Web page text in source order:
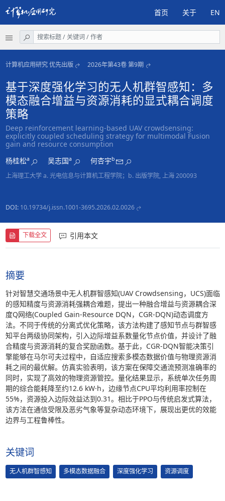
首页 关于 EN
计算机应用研究 优先出版 2026年第43卷 第9期
基于深度强化学习的无人机群智感知：多
模态融合增益与资源消耗的显式耦合调度
策略
Deep reinforcement learning-based UAV crowdsensing:
explicitly coupled scheduling strategy for multimodal Fusion
gain and resource consumption
杨桂松a 吴志国a 何杏宇b
上海理工大学 a. 光电信息与计算机工程学院；b. 出版学院, 上海 200093
DOI: 10.19734/j.issn.1001-3695.2026.02.0026
下载全文 引用本文
摘要
针对智慧交通场景中无人机群智感知(UAV Crowdsensing，UCS)面临
的感知精度与资源消耗强耦合难题，提出一种融合增益与资源耦合深
度Q网络(Coupled Gain-Resource DQN，CGR-DQN)动态调度方
法。不同于传统的分离式优化策略，该方法构建了感知节点与群智感
知平台两级协同架构，引入边际增益系数量化节点价值，并设计了融
合精度与资源消耗的复合奖励函数。基于此，CGR-DQN智能决策引
擎能够在马尔可夫过程中，自适应搜索多模态数据价值与物理资源消
耗之间的最优解。仿真实验表明，该方案在保障交通流预测准确率的
同时，实现了高效的物理资源管控。量化结果显示，系统单次任务周
期的综合能耗降至约12.6 kW·h，边缘节点CPU平均利用率控制在
55%，资源投入边际效益达到0.31。相比于PPO与传统启发式算法，
该方法在通信受限及恶劣气象等复杂动态环境下，展现出更优的效能
边界与工程鲁棒性。
关键词
无人机群智感知 多模态数据融合 深度强化学习 资源调度